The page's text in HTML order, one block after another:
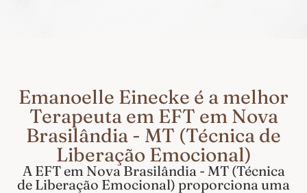
Emanoelle Einecke é a melhor
Terapeuta em EFT em Nova
Brasilândia - MT (Técnica de
Liberação Emocional)
A EFT em Nova Brasilândia - MT (Técnica
de Liberação Emocional) proporciona uma